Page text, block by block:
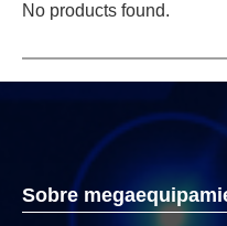
No products found.
Sobre